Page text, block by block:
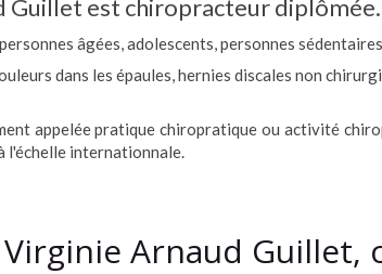
Guillet est chiropracteur diplômée.
âgées, adolescents, personnes
dans les épaules, hernies discales non
appelée pratique chiropratique ou activité
l'échelle internationnale.
Arnaud Guillet,